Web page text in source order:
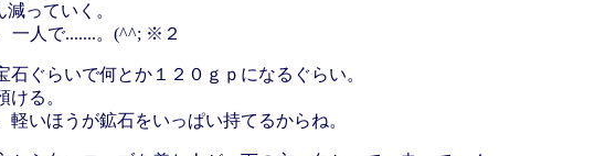
っていく。
一人で.......。(^^; ※２
ぐらいで何とか１２０ｇｐになるぐらい。
る。
いほうが鉱石をいっぱい持てるからね。